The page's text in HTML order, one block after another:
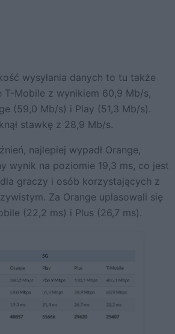
wysyłania danych to tu także
T-Mobile z wynikiem 60,9 Mb/s,
(59,0 Mb/s) i Play (51,3 Mb/s).
stawkę z 28,9 Mb/s.
najlepiej wypadł Orange,
wynik na poziomie 19,3 ms, co jest
graczy i osób korzystających z
Za Orange uplasowali się
(22,2 ms) i Plus (26,7 ms).